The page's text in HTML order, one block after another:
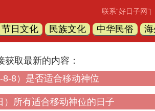
联系“好日子网”
节日文化 民族文化 中华民俗
取最新的内容：
8）是否适合移动神位
）所有适合移动神位的日子